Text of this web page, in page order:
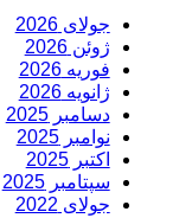
جولای 2026
ژوئن 2026
فوریه 2026
ژانویه 2026
دسامبر 2025
نوامبر 2025
اکتبر 2025
سپتامبر 2025
جولای 2022